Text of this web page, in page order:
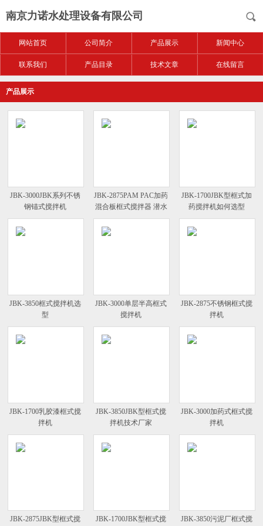
南京力诺水处理设备有限公司
网站首页 公司简介 产品展示 新闻中心
联系我们 产品目录 技术文章 在线留言
产品展示
JBK-3000JBK系列不锈
钢锚式搅拌机
JBK-2875PAM PAC加药
混合板框式搅拌器 潜水
搅拌机
JBK-1700JBK型框式加
药搅拌机如何选型
JBK-3850框式搅拌机选
型
JBK-3000单层半高框式
搅拌机
JBK-2875不锈钢框式搅
拌机
JBK-1700乳胶漆框式搅
拌机
JBK-3850JBK型框式搅
拌机技术厂家
JBK-3000加药式框式搅
拌机
JBK-2875JBK型框式搅 JBK-1700JBK型框式搅 JBK-3850污泥厂框式搅